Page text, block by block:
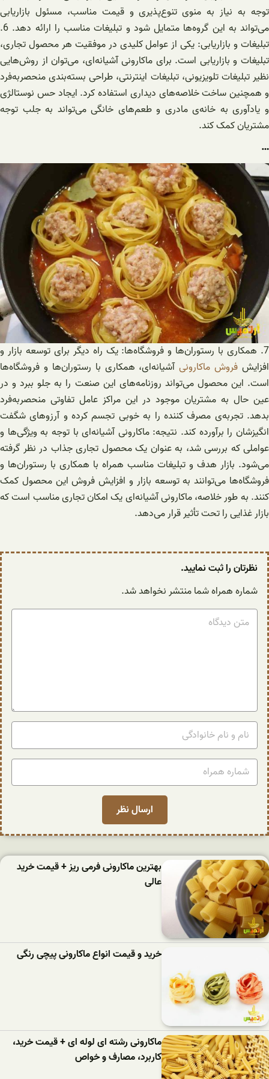
توجه به نیاز به منوی تنوع‌پذیری و قیمت مناسب، مسئول بازاریابی
می‌تواند به این گروه‌ها متمایل شود و تبلیغات مناسب را ارائه دهد. 6.
تبلیغات و بازاریابی: یکی از عوامل کلیدی در موفقیت هر محصول تجاری،
تبلیغات و بازاریابی است. برای ماکارونی آشیانه‌ای، می‌توان از روش‌هایی
نظیر تبلیغات تلویزیونی، تبلیغات اینترنتی، طراحی بسته‌بندی منحصربه‌فرد
و همچنین ساخت خلاصه‌های دیداری استفاده کرد. ایجاد حس نوستالژی
و یادآوری به خانه‌ی‌ مادری و طعم‌های خانگی می‌تواند به جلب توجه
مشتریان کمک کند.
…
7. همکاری با رستوران‌ها و فروشگاه‌ها: یک راه دیگر برای توسعه بازار و
افزایش فروش ماکارونیآشیانه‌ای، همکاری با رستوران‌ها و فروشگاه‌ها
است. این محصول می‌تواند روزنامه‌های این صنعت را به جلو ببرد و در
عین حال به مشتریان موجود در این مراکز عامل تفاوتی منحصربه‌فرد
بدهد. تجربه‌ی مصرف کننده را به خوبی تجسم کرده و آرزوهای شگفت
انگیزشان را برآورده کند. نتیجه: ماکارونی آشیانه‌ای با توجه به ویژگی‌ها و
عواملی که بررسی شد، به عنوان یک محصول تجاری جذاب در نظر گرفته
می‌شود. بازار هدف و تبلیغات مناسب همراه با همکاری با رستوران‌ها و
فروشگاه‌ها می‌توانند به توسعه بازار و افزایش فروش این محصول کمک
کنند. به طور خلاصه، ماکارونی آشیانه‌ای یک امکان تجاری مناسب است که
بازار غذایی را تحت تأثیر قرار می‌دهد.
نظرتان را ثبت نمایید.
شماره همراه شما منتشر نخواهد شد.
بهترین ماکارونی فرمی ریز + قیمت خرید
عالی
خرید و قیمت انواع ماکارونی پیچی رنگی
ماکارونی رشته ای لوله ای + قیمت خرید،
کاربرد، مصارف و خواص